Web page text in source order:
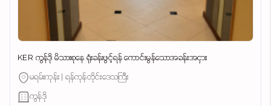
KER ကွန်ဒို မိသားစုနေ ရုံးခန်းဖွင့်ရန် ကောင်းမွန်သောအခန်းအငှား
မရမ်းကုန်း | ရန်ကုန်တိုင်းဒေသကြီး
ကွန်ဒို